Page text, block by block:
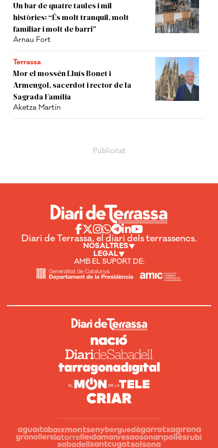
Un bar de quatre taules i mil
històries: “És molt tranquil, molt
familiar i molt de barri”
Arnau Fort
Terrassa
Mor el mossén Lluís Bonet i
Armengol, sacerdot i rector de la
Sagrada Família
Aketza Martín
Diari de Terrassa, el diari dels terrassencs.
NOSALTRES
LEGAL
AMB EL SUPORT DE: